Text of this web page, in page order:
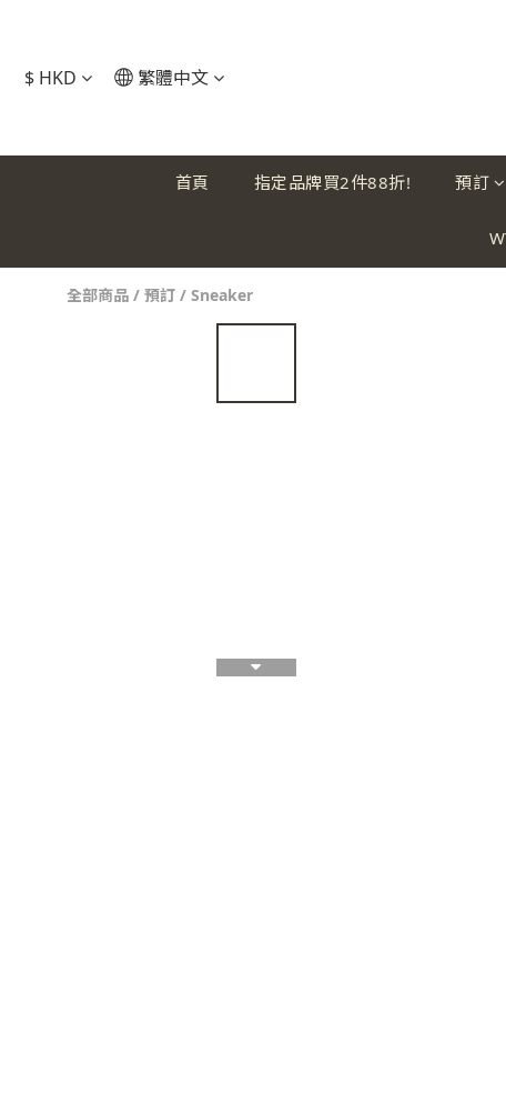
$ HKD 繁體中文
首頁 指定品牌買2件88折! 預訂
全部商品 / 預訂 / Sneaker